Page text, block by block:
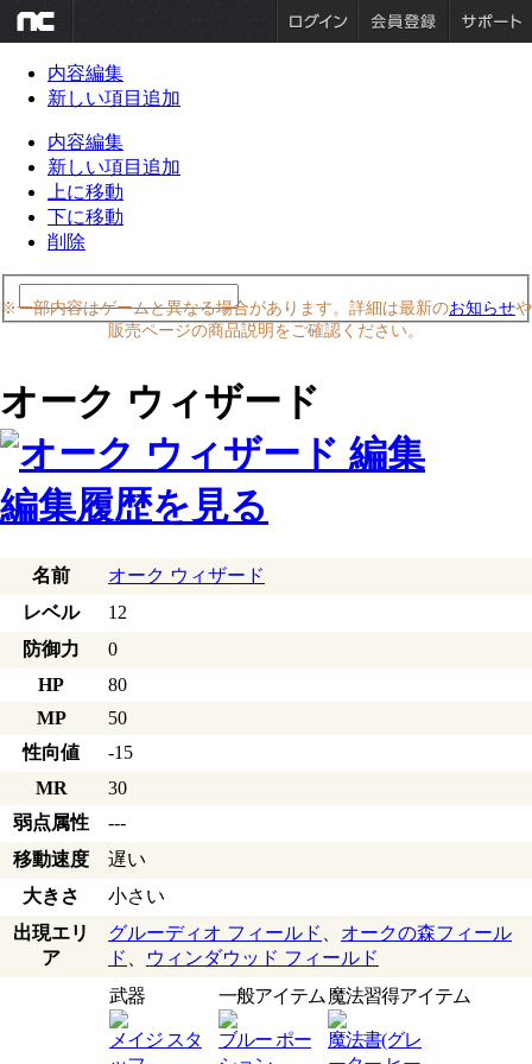
内容編集
新しい項目追加
内容編集
新しい項目追加
上に移動
下に移動
削除
※一部内容はゲームと異なる場合があります。詳細は最新のお知らせや
販売ページの商品説明をご確認ください。
オーク ウィザード
編集履歴を見る
名前
オーク ウィザード
レベル
12
防御力
0
HP
80
MP
50
性向値
-15
MR
30
弱点属性
---
移動速度
遅い
大きさ
小さい
出現エリ
ア
グルーディオ フィールド
オークの森フィール
ド
ウィンダウッド フィールド
武器
メイジ スタ
一般アイテム
ブルー ポー
魔法習得アイテム
魔法書(グレ